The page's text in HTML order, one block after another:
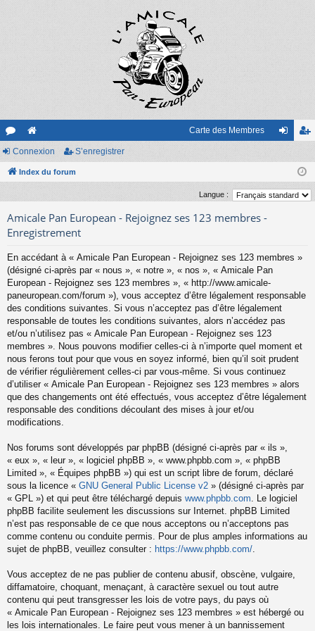
or
u
s
e
sit
Carte des Membres
xi
nr
eg
Connexion S’enregistrer
Index du forum
Langue :
Amicale Pan European - Rejoignez ses 123 membres -
Enregistrement
En accédant à « Amicale Pan European - Rejoignez ses 123 membres »
(désigné ci-après par « nous », « notre », « nos », « Amicale Pan
European - Rejoignez ses 123 membres », « http://www.amicale-
paneuropean.com/forum »), vous acceptez d’être légalement responsable
des conditions suivantes. Si vous n’acceptez pas d’être légalement
responsable de toutes les conditions suivantes, alors n’accédez pas
et/ou n’utilisez pas « Amicale Pan European - Rejoignez ses 123
membres ». Nous pouvons modifier celles-ci à n’importe quel moment et
nous ferons tout pour que vous en soyez informé, bien qu’il soit prudent
de vérifier régulièrement celles-ci par vous-même. Si vous continuez
d’utiliser « Amicale Pan European - Rejoignez ses 123 membres » alors
que des changements ont été effectués, vous acceptez d’être légalement
responsable des conditions découlant des mises à jour et/ou
modifications.
Nos forums sont développés par phpBB (désigné ci-après par « ils »,
« eux », « leur », « logiciel phpBB », « www.phpbb.com », « phpBB
Limited », « Équipes phpBB ») qui est un script libre de forum, déclaré
sous la licence « GNU General Public License v2 » (désigné ci-après par
« GPL ») et qui peut être téléchargé depuis www.phpbb.com . Le logiciel
phpBB facilite seulement les discussions sur Internet. phpBB Limited
n’est pas responsable de ce que nous acceptons ou n’acceptons pas
comme contenu ou conduite permis. Pour de plus amples informations au
sujet de phpBB, veuillez consulter : https://www.phpbb.com/
Vous acceptez de ne pas publier de contenu abusif, obscène, vulgaire,
diffamatoire, choquant, menaçant, à caractère sexuel ou tout autre
contenu qui peut transgresser les lois de votre pays, du pays où
« Amicale Pan European - Rejoignez ses 123 membres » est hébergé ou
les lois internationales. Le faire peut vous mener à un bannissement